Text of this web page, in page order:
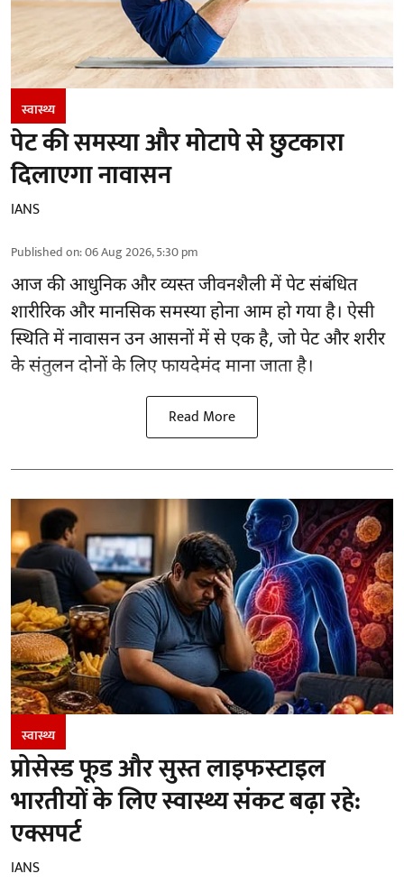
स्वास्थ्य
पेट की समस्या और मोटापे से छुटकारा
दिलाएगा नावासन
IANS
Published on:06 Aug 2026, 5:30 pm
आज की आधुनिक और व्यस्त जीवनशैली में पेट संबंधित
शारीरिक और मानसिक समस्या होना आम हो गया है। ऐसी
स्थिति में नावासन उनआसनोंमें से एक है, जो पेट और शरीर
के संतुलन दोनों के लिए फायदेमंद माना जाता है।
Read More
स्वास्थ्य
प्रोसेस्ड फूड और सुस्त लाइफस्टाइल
भारतीयों के लिए स्वास्थ्य संकट बढ़ा रहे:
एक्सपर्ट
IANS